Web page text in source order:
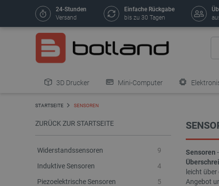
24-Stunden
Versand
Einfache Rückgabe
bis zu 30 Tagen
3D Drucker Mini-Computer
STARTSEITE SENSOREN
ZURÜCK ZUR STARTSEITE
Widerstandssensoren
9
Induktive Sensoren
4
Piezoelektrische Sensoren
5
Sensoren
leicht
Angebot